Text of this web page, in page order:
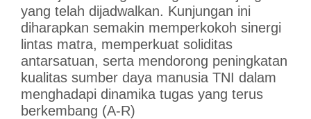
yang telah dijadwalkan. Kunjungan ini
diharapkan semakin memperkokoh sinergi
lintas matra, memperkuat soliditas
antarsatuan, serta mendorong peningkatan
kualitas sumber daya manusia TNI dalam
menghadapi dinamika tugas yang terus
berkembang (A-R)